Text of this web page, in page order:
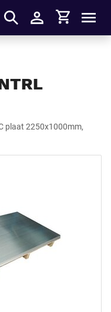
Inloggen
Winkelmandje
plaat 2250x1000mm,